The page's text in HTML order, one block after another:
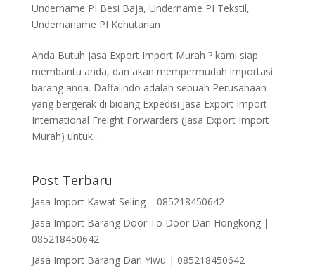
Undername PI Besi Baja, Undername PI Tekstil,
Undernaname PI Kehutanan
Anda Butuh Jasa Export Import Murah ? kami siap
membantu anda, dan akan mempermudah importasi
barang anda. Daffalindo adalah sebuah Perusahaan
yang bergerak di bidang Expedisi Jasa Export Import
International Freight Forwarders (Jasa Export Import
Murah) untuk...
Post Terbaru
Jasa Import Kawat Seling – 085218450642
Jasa Import Barang Door To Door Dari Hongkong |
085218450642
Jasa Import Barang Dari Yiwu | 085218450642